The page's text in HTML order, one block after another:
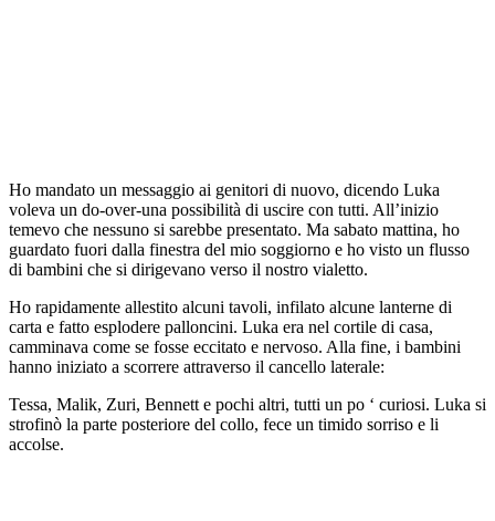
Ho mandato un messaggio ai genitori di nuovo, dicendo Luka
voleva un do-over-una possibilità di uscire con tutti. All’inizio
temevo che nessuno si sarebbe presentato. Ma sabato mattina, ho
guardato fuori dalla finestra del mio soggiorno e ho visto un flusso
di bambini che si dirigevano verso il nostro vialetto.
Ho rapidamente allestito alcuni tavoli, infilato alcune lanterne di
carta e fatto esplodere palloncini. Luka era nel cortile di casa,
camminava come se fosse eccitato e nervoso. Alla fine, i bambini
hanno iniziato a scorrere attraverso il cancello laterale:
Tessa, Malik, Zuri, Bennett e pochi altri, tutti un po ‘ curiosi. Luka si
strofinò la parte posteriore del collo, fece un timido sorriso e li
accolse.